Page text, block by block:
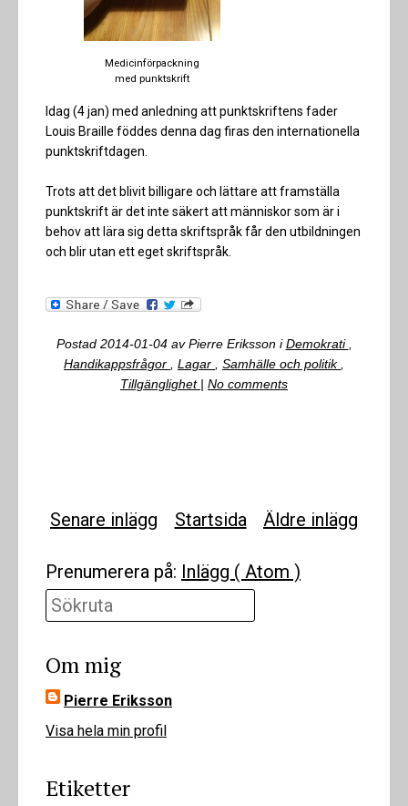
Medicinförpackning
med punktskrift
Idag (4 jan) med anledning att punktskriftens fader
Louis Braille föddes denna dag firas den internationella
punktskriftdagen.
Trots att det blivit billigare och lättare att framställa
punktskrift är det inte säkert att människor som är i
behov att lära sig detta skriftspråk får den utbildningen
och blir utan ett eget skriftspråk.
Postad 2014-01-04 avPierre Eriksson iDemokrati
Handikappsfrågor
Lagar Samhälle och politik
Tillgänglighet | No comments
Senare inlägg Äldre inlägg
Startsida
Prenumerera på: Inlägg ( Atom )
Sökruta
Om mig
Pierre Eriksson
Visa hela min profil
Etiketter